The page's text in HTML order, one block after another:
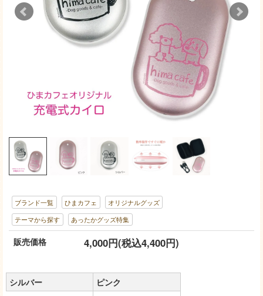
ブランド一覧 ひまカフェ
オリジナルグッズ
テーマから探す
あったかグッズ特集
販売価格 4,000円(税込4,400円)
シルバー ピンク